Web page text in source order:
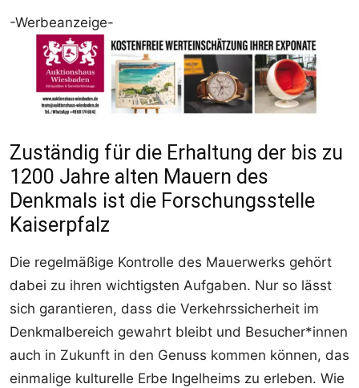
-Werbeanzeige-
Zuständig für die Erhaltung der bis zu
1200 Jahre alten Mauern des
Denkmals ist die Forschungsstelle
Kaiserpfalz
Die regelmäßige Kontrolle des Mauerwerks gehört
dabei zu ihren wichtigsten Aufgaben. Nur so lässt
sich garantieren, dass die Verkehrssicherheit im
Denkmalbereich gewahrt bleibt und Besucher*innen
auch in Zukunft in den Genuss kommen können, das
einmalige kulturelle Erbe Ingelheims zu erleben. Wie